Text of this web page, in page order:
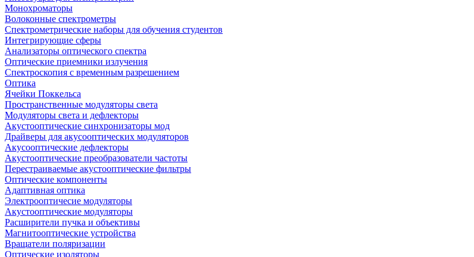
Монохроматоры
Волоконные спектрометры
Спектрометрические наборы для обучения студентов
Интегрирующие сферы
Анализаторы оптического спектра
Оптические приемники излучения
Спектроскопия с временным разрешением
Оптика
Ячейки Поккельса
Пространственные модуляторы света
Модуляторы света и дефлекторы
Акустооптические синхронизаторы мод
Драйверы для акусооптических модуляторов
Акусооптические дефлекторы
Акустооптические преобразователи частоты
Перестраиваемые акустооптические фильтры
Оптические компоненты
Адаптивная оптика
Электрооптичесие модуляторы
Акустооптические модуляторы
Расширители пучка и объективы
Магнитооптические устройства
Вращатели поляризации
Оптические изоляторы